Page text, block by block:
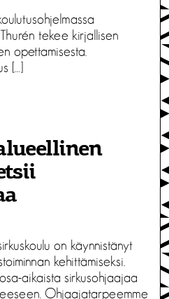
tekee kirjallisen
opettamisesta.
[…]
on käynnistänyt
kehittämiseksi.
aikaista sirkusohjaajaa
Ohjaajatarpeemme